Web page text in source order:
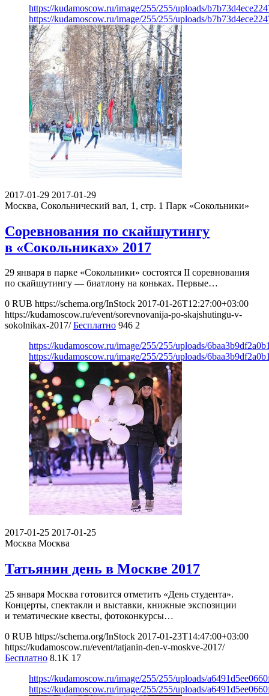
https://kudamoscow.ru/image/255/255/uploads/
https://kudamoscow.ru/image/255/255/uploads/
2017-01-29 2017-01-29
Москва, Сокольнический вал, 1, стр. 1 Парк «Сокольники»
Соревнования по скайшутингу
в «Сокольниках» 2017
29 января в парке «Сокольники» состоятся II соревнования
по скайшутингу — биатлону на коньках. Первые…
0 RUB https://schema.org/InStock 2017-01-26T12:27:00+03:00
https://kudamoscow.ru/event/sorevnovanija-po-skajshutingu-v-
sokolnikax-2017/ Бесплатно 946 2
https://kudamoscow.ru/image/255/255/uploads/
https://kudamoscow.ru/image/255/255/uploads/
2017-01-25 2017-01-25
Москва Москва
Татьянин день в Москве 2017
25 января Москва готовится отметить «День студента».
Концерты, спектакли и выставки, книжные экспозиции
и тематические квесты, фотоконкурсы…
0 RUB https://schema.org/InStock 2017-01-23T14:47:00+03:00
https://kudamoscow.ru/event/tatjanin-den-v-moskve-2017/
Бесплатно 8.1K 17
https://kudamoscow.ru/image/255/255/uploads/
https://kudamoscow.ru/image/255/255/uploads/